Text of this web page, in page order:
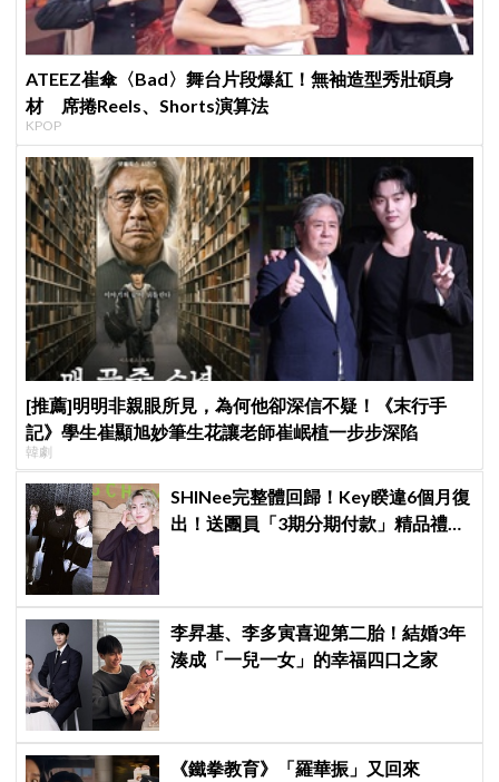
ATEEZ崔傘〈Bad〉舞台片段爆紅！無袖造型秀壯碩身
材 席捲Reels、Shorts演算法
KPOP
[推薦]明明非親眼所見，為何他卻深信不疑！《末行手
記》學生崔顯旭妙筆生花讓老師崔岷植一步步深陷
韓劇
SHINee完整體回歸！Key睽違6個月復
出！送團員「3期分期付款」精品禮
李昇基、李多寅喜迎第二胎！結婚3年
湊成「一兒一女」的幸福四口之家
《鐵拳教育》「羅華振」又回來